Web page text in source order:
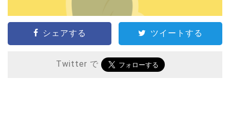
シェアする ツイートする
Twitter で